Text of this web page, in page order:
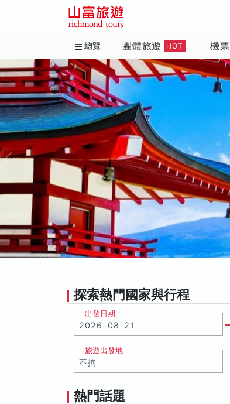
總覽 團體旅遊 HOT 機票
探索熱門國家與行程
出發日期
旅遊出發地
熱門話題